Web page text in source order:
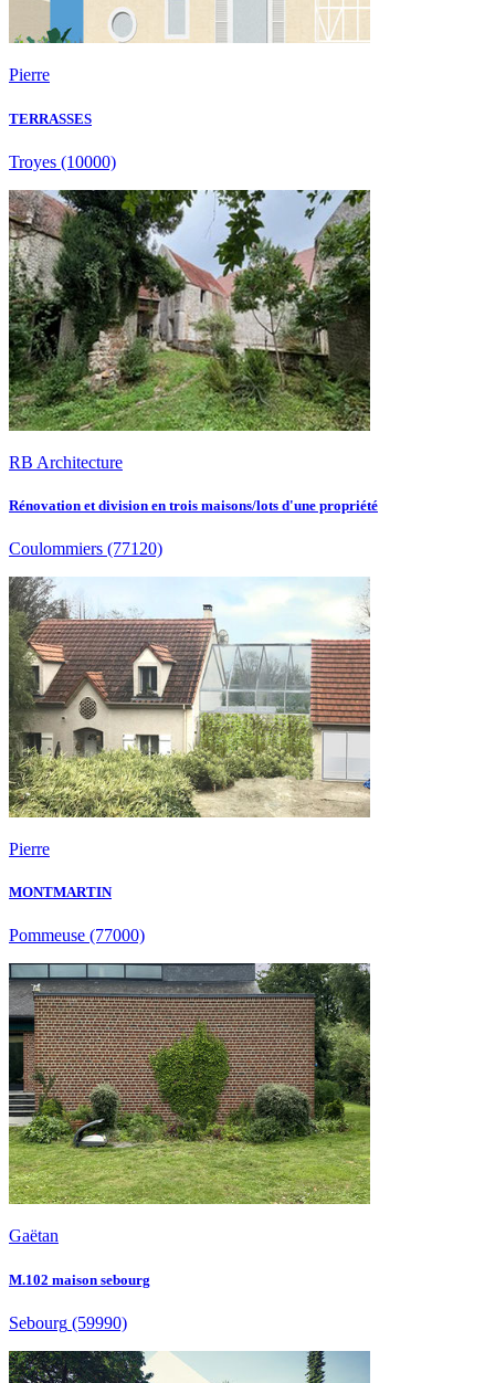
Pierre
TERRASSES
Troyes (10000)
RB Architecture
Rénovation et division en trois maisons/lots d'une propriété
Coulommiers (77120)
Pierre
MONTMARTIN
Pommeuse (77000)
Gaëtan
M.102 maison sebourg
Sebourg (59990)